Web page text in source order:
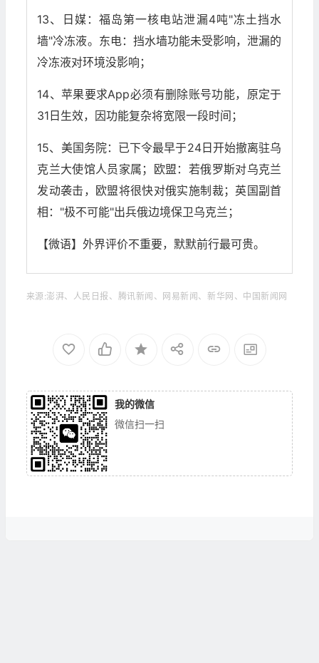
13、日媒：福岛第一核电站泄漏4吨"冻土挡水
墙"冷冻液。东电：挡水墙功能未受影响，泄漏的
冷冻液对环境没影响；
14、苹果要求App必须有删除账号功能，原定于
31日生效，因功能复杂将宽限一段时间；
15、美国务院：已下令最早于24日开始撤离驻乌
克兰大使馆人员家属；欧盟：若俄罗斯对乌克兰
发动袭击，欧盟将很快对俄实施制裁；英国副首
相："极不可能"出兵俄边境保卫乌克兰；
【微语】外界评价不重要，默默前行最可贵。
来源:澎湃、人民日报、腾讯新闻、网易新闻、新华网、中国新闻网
我的微信
微信扫一扫